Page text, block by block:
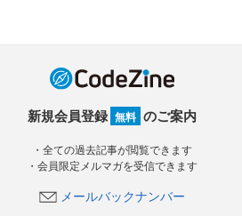
新規会員登録 無料 のご案内
・全ての過去記事が閲覧できます
・会員限定メルマガを受信できます
メールバックナンバー